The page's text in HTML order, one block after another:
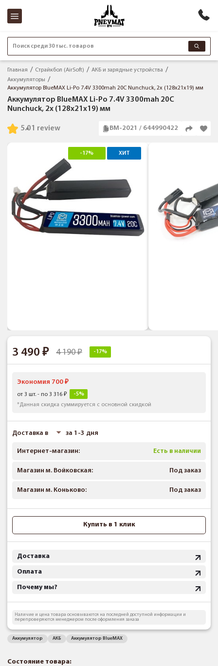
Поиск среди 30 тыс. товаров
Главная Страйкбол (AirSoft)
АКБ и зарядные устройства
Аккумуляторы
Аккумулятор BlueMAX Li-Po 7.4V 3300mah 20C Nunchuck, 2x (128x21x19) мм
Аккумулятор BlueMAX Li-Po 7.4V 3300mah 20C
Nunchuck, 2x (128x21x19) мм
1 review
5.0 BM-2021 / 644990422
-17% ХИТ
3 490 4 190 -17%
Экономия 700
от 3 шт. - по 3 316
-5%
*Данная скидка суммируется с основной скидкой
Доставка в за 1-3 дня
Интернет-магазин: Есть в наличии
Магазин м. Войковская: Под заказ
Магазин м. Коньково: Под заказ
Купить в 1 клик
Доставка
Оплата
Почему мы?
Наличие и цена товара основываются на последней доступной информации и
перепроверяются менеджером после оформления заказа
Аккумулятор АКБ Аккумулятор BlueMAX
Состояние товара: